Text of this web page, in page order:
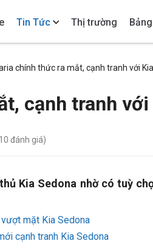
Tin Tức Thị trường
chính thức ra mắt, cạnh tranh với
cạnh tranh với
10 đánh giá)
Kia Sedona nhờ có tuỳ
mặt Kia Sedona
cạnh tranh Kia Sedona